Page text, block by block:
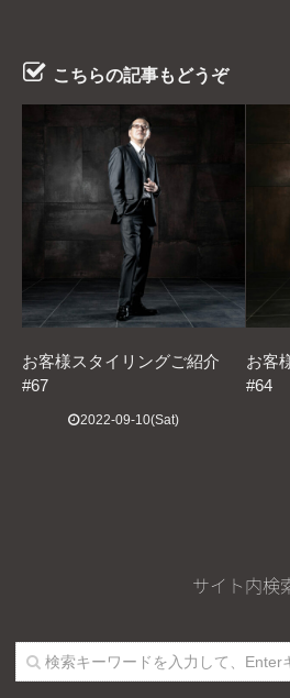
こちらの記事もどうぞ
お客様スタイリングご紹介
#67
2022-09-10(Sat)
お客
#64
サイト内検